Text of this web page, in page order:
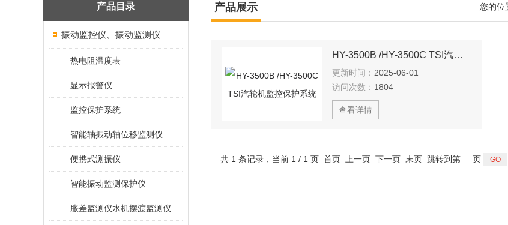
产品目录
振动监控仪、振动监测仪
热电阻温度表
显示报警仪
监控保护系统
智能轴振动轴位移监测仪
便携式测振仪
智能振动监测保护仪
胀差监测仪水机摆渡监测仪
产品展示 您的位
HY-3500B /HY-3500C TSI汽轮机监控保护系统
更新时间： 2025-06-01
访问次数： 1804
查看详情
共 1 条记录，当前 1 / 1 页 首页 上一页 下一页 末页 跳转到第 页